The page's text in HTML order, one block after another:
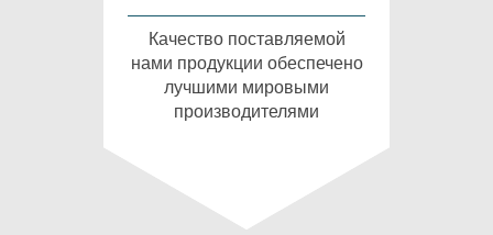
Качество поставляемой
нами продукции обеспечено
лучшими мировыми
производителями